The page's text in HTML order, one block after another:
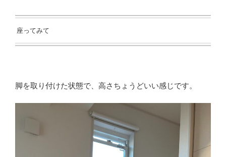
座ってみて
脚を取り付けた状態で、高さちょうどいい感じです。